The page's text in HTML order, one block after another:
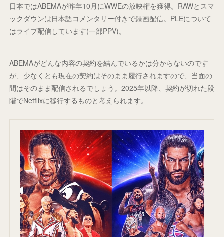
日本ではABEMAが昨年10月にWWEの放映権を獲得。RAWとスマ
ックダウンは日本語コメンタリー付きで録画配信。PLEについて
はライブ配信しています(一部PPV)。
ABEMAがどんな内容の契約を結んでいるかは分からないのです
が、少なくとも現在の契約はそのまま履行されますので、当面の
間はそのまま配信されるでしょう。2025年以降、契約が切れた段
階でNetflixに移行するものと考えられます。